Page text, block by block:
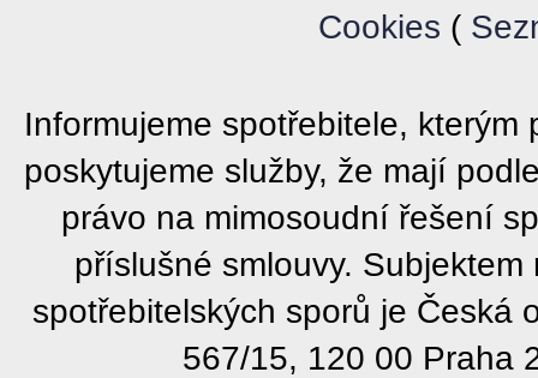
Cookies (
Informujeme spotřebitele, kterým
poskytujeme služby, že mají
právo na mimosoudní řešení
příslušné smlouvy.
spotřebitelských sporů je Česká
567/15, 120 00 Praha